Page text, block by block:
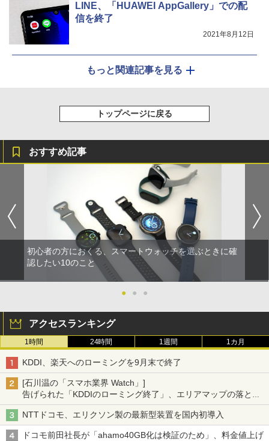
LINE、「HUAWEI AppGallery」での配
信を終了
2021年8月12日
もっと関連記事を見る
トップページに戻る
おすすめ記事
初心者の方におくる、スマートウォッチを選ぶときに確
認したい10のこと
● ● ●
アクセスランキング
1時間 24時間 1週間 1カ月
KDDI、楽天へのローミングを9月末で終了
[石川温の「スマホ業界 Watch」]
告げられた「KDDIのローミング終了」、エリアマップの落とし
穴と楽天モバイルの課題
NTTドコモ、エリクソン製の最新型装置を国内初導入
ドコモ前田社長が「ahamo40GB化は検証のため」、料金値上げ